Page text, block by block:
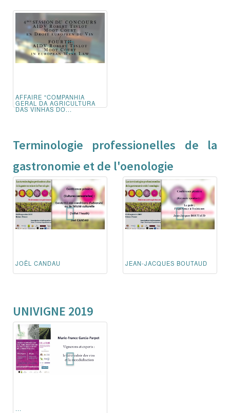
AFFAIRE "COMPANHIA
GERAL DA AGRICULTURA
DAS VINHAS DO...
Terminologie professionelles de la
gastronomie et de l'oenologie
JOËL CANDAU JEAN-JACQUES BOUTAUD
UNIVIGNE 2019
...